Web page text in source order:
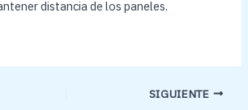
distancia de los paneles.
SIGUIENTE